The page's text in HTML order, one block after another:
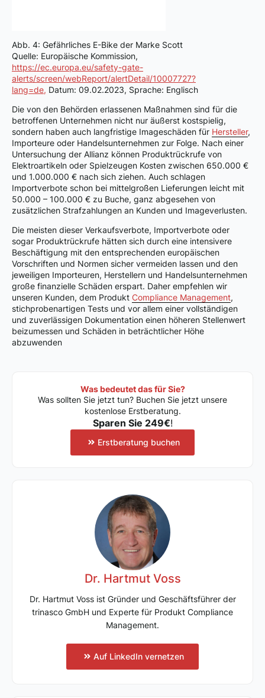
Abb. 4: Gefährliches E-Bike der Marke Scott
Quelle: Europäische Kommission,
https://ec.europa.eu/safety-gate-
alerts/screen/webReport/alertDetail/10007727?
lang=de, Datum: 09.02.2023, Sprache: Englisch
Die von den Behörden erlassenen Maßnahmen sind für die
betroffenen Unternehmen nicht nur äußerst kostspielig,
sondern haben auch langfristige Imageschäden für Hersteller,
Importeure oder Handelsunternehmen zur Folge. Nach einer
Untersuchung der Allianz können Produktrückrufe von
Elektroartikeln oder Spielzeugen Kosten zwischen 650.000 €
und 1.000.000 € nach sich ziehen. Auch schlagen
Importverbote schon bei mittelgroßen Lieferungen leicht mit
50.000 – 100.000 € zu Buche, ganz abgesehen von
zusätzlichen Strafzahlungen an Kunden und Imageverlusten.
Die meisten dieser Verkaufsverbote, Importverbote oder
sogar Produktrückrufe hätten sich durch eine intensivere
Beschäftigung mit den entsprechenden europäischen
Vorschriften und Normen sicher vermeiden lassen und den
jeweiligen Importeuren, Herstellern und Handelsunternehmen
große finanzielle Schäden erspart. Daher empfehlen wir
unseren Kunden, dem Produkt Compliance Management,
stichprobenartigen Tests und vor allem einer vollständigen
und zuverlässigen Dokumentation einen höheren Stellenwert
beizumessen und Schäden in beträchtlicher Höhe
abzuwenden
Was bedeutet das für Sie?
Was sollten Sie jetzt tun? Buchen Sie jetzt unsere
kostenlose Erstberatung.
Sparen Sie 249€!
Erstberatung buchen
Dr. Hartmut Voss
Dr. Hartmut Voss ist Gründer und Geschäftsführer der
trinasco GmbH und Experte für Produkt Compliance
Management.
Auf LinkedIn vernetzen